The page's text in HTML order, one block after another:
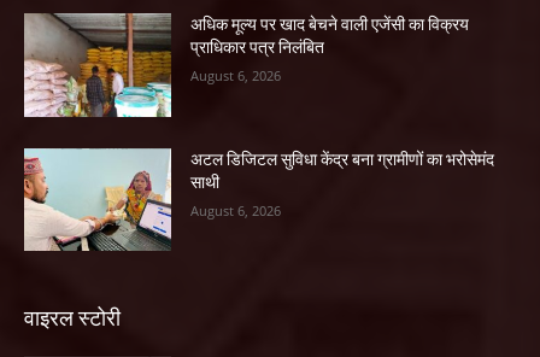
अधिक मूल्य पर खाद बेचने वाली एजेंसी का विक्रय
प्राधिकार पत्र निलंबित
August 6, 2026
अटल डिजिटल सुविधा केंद्र बना ग्रामीणों का भरोसेमंद
साथी
August 6, 2026
वाइरल स्टोरी